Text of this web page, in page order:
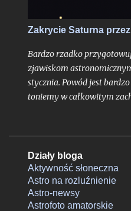
Zakrycie Saturna
Bardzo rzadko
zjawiskom
stycznia. Powód jest
toniemy w całkowitym
swego rodzaju maksimum
sam szczyt pochmurnego
zaleganie szczelnie
nad naszym krajem
Działy bloga
Aktywność słoneczna
Astro na rozluźnienie
Astro-newsy
Astrofoto amatorskie